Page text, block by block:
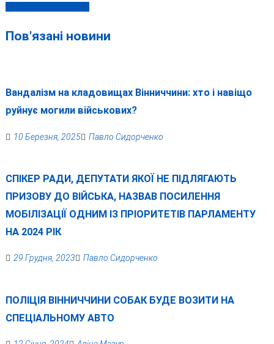
Пов'язані новини
Вандалізм на кладовищах Вінниччини: хто і навіщо
руйнує могили військових?
10 Березня, 2025 Павло Сидорченко
СПІКЕР РАДИ, ДЕПУТАТИ ЯКОЇ НЕ ПІДЛЯГАЮТЬ
ПРИЗОВУ ДО ВІЙСЬКА, НАЗВАВ ПОСИЛЕННЯ
МОБІЛІЗАЦІЇ ОДНИМ ІЗ ПРІОРИТЕТІВ ПАРЛАМЕНТУ
НА 2024 РІК
29 Грудня, 2023 Павло Сидорченко
ПОЛІЦІЯ ВІННИЧЧИНИ СОБАК БУДЕ ВОЗИТИ НА
СПЕЦІАЛЬНОМУ АВТО